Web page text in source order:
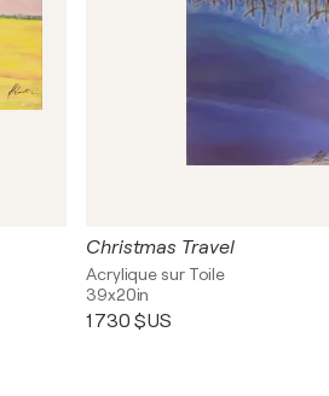
Christmas Travel
Acrylique sur Toile
39x20in
1 730 $US